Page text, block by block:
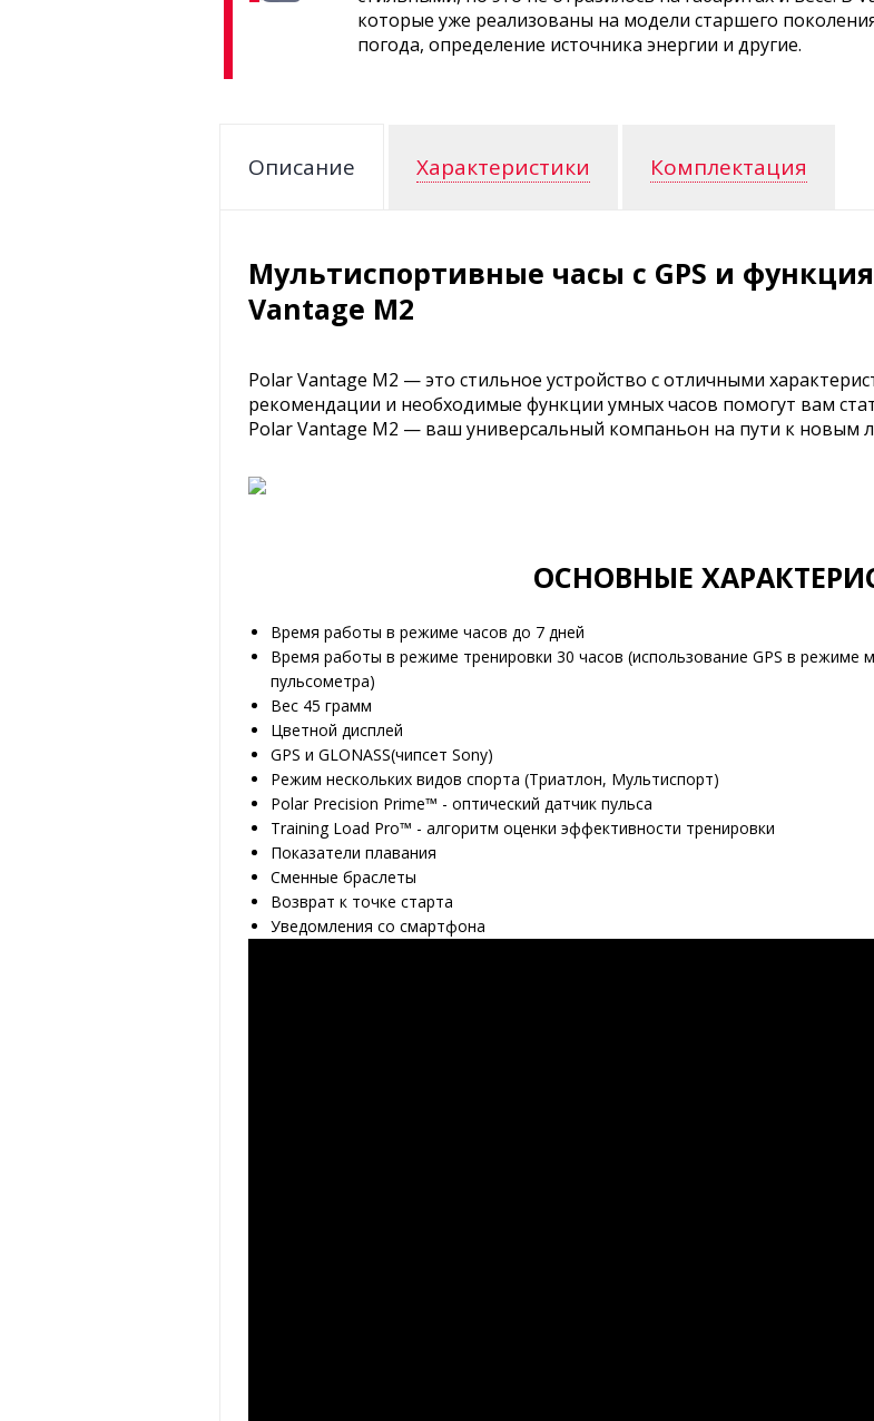
которые уже реализованы на модели старшего
погода, определение источника энергии и другие.
Описание Характеристики Комплектация
Мультиспортивные часы с GPS и
Vantage M2
Polar Vantage M2 — это стильное устройство с отличными
рекомендации и необходимые функции умных часов помогут вам
Polar Vantage M2 — ваш универсальный компаньон на пути к новым
ОСНОВНЫЕ
Время работы в режиме часов до 7 дней
Время работы в режиме тренировки 30 часов (использование GPS в режиме
пульсометра)
Вес 45 грамм
Цветной дисплей
GPS и GLONASS(чипсет Sony)
Режим нескольких видов спорта (Триатлон, Мультиспорт)
Polar Precision Prime™ - оптический датчик пульса
Training Load Pro™ - алгоритм оценки эффективности тренировки
Показатели плавания
Сменные браслеты
Возврат к точке старта
Уведомления со смартфона